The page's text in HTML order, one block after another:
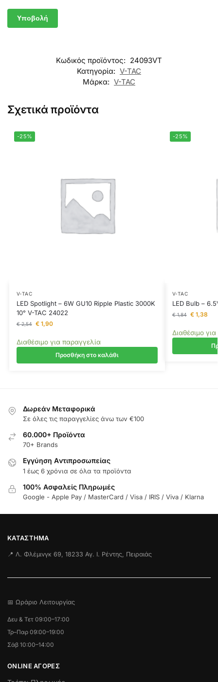
Κωδικός προϊόντος: 24093VT
Κατηγορία: V-TAC
Μάρκα: V-TAC
Σχετικά προϊόντα
-25%
V-TAC
LED Spotlight – 6W GU10 Ripple Plastic 3000K
10° V-TAC 24022
€2,54 €1,90
Διαθέσιμο για παραγγελία
Προσθήκη στο καλάθι
-25%
V-TAC
LED Bulb –
€1,84 €1,38
Διαθέσιμο
Δωρεάν Μεταφορικά
Σε όλες τις παραγγελίες άνω των €100
60.000+ Προϊόντα
70+ Brands
Εγγύηση Aντιπροσωπείας
1 έως 6 χρόνια σε όλα τα προϊόντα
100% Ασφαλείς Πληρωμές
Google - Apple Pay / MasterCard / Visa / IRIS / Viva / Klarna
ΚΑΤΆΣΤΗΜΑ
📍 Λ. Φλέμινγκ 69, 18233 Αγ. Ι. Ρέντης, Πειραιάς
📅 Ωράριο Λειτουργίας
Δευ & Τετ 09:00–17:00
Τρ–Παρ 09:00–19:00
Σάβ 10:00–14:00
ONLINE ΑΓΟΡΕΣ